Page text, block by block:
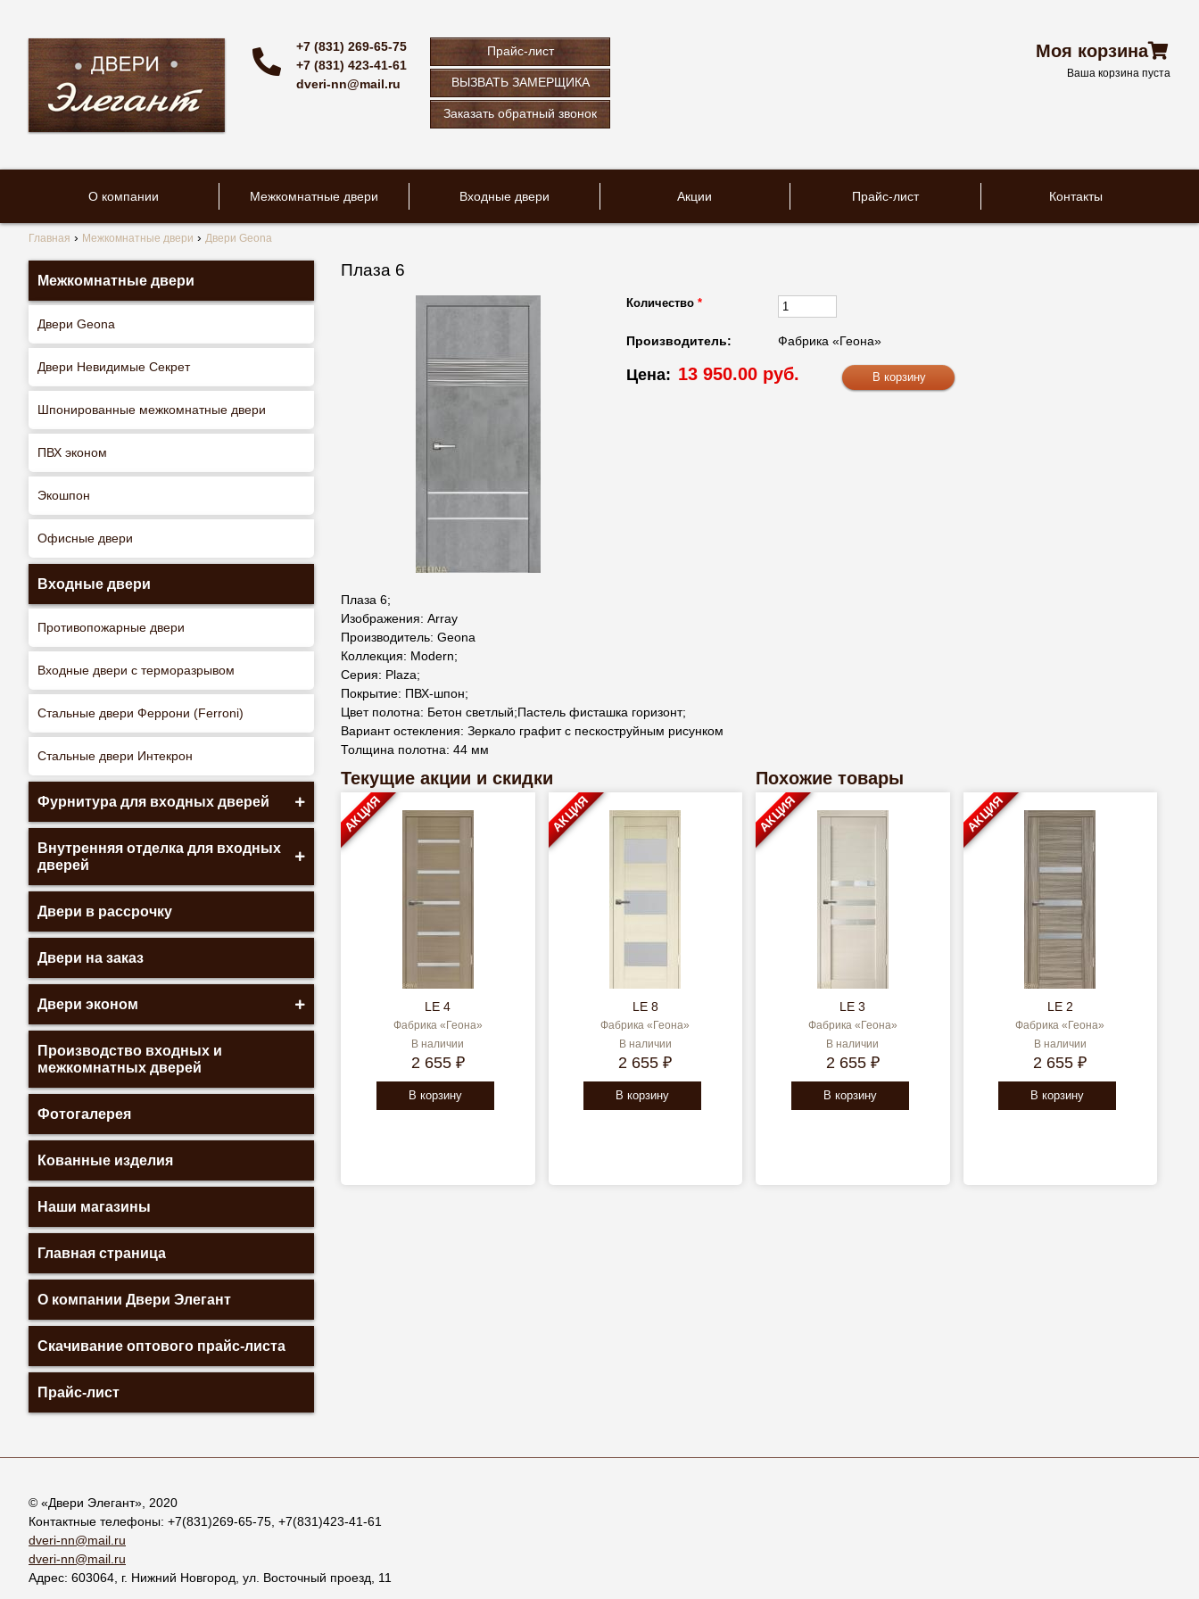
+7 (831) 269-65-75
+7 (831) 423-41-61
dveri-nn@mail.ru
Прайс-лист
ВЫЗВАТЬ ЗАМЕРЩИКА
Заказать обратный звонок
Моя корзина
Ваша корзина пуста
О компании Межкомнатные двери Входные двери Акции Прайс-лист Контакты
Главная Межкомнатные двери Двери Geona
Межкомнатные двери
Двери Geona
Двери Невидимые Секрет
Шпонированные межкомнатные двери
ПВХ эконом
Экошпон
Офисные двери
Входные двери
Противопожарные двери
Входные двери с терморазрывом
Стальные двери Феррони (Ferroni)
Стальные двери Интекрон
Фурнитура для входных дверей
Внутренняя отделка для входных
дверей
Двери в рассрочку
Двери на заказ
Двери эконом
Производство входных и
межкомнатных дверей
Фотогалерея
Кованные изделия
Наши магазины
Главная страница
О компании Двери Элегант
Скачивание оптового прайс-листа
Прайс-лист
Плаза 6
Количество *
Производитель: Фабрика «Геона»
Цена: 13 950.00 руб.
Плаза 6;
Изображения: Array
Производитель: Geona
Коллекция: Modern;
Серия: Plaza;
Покрытие: ПВХ-шпон;
Цвет полотна: Бетон светлый;Пастель фисташка горизонт;
Вариант остекления: Зеркало графит с пескоструйным рисунком
Толщина полотна: 44 мм
Текущие акции и скидки
LE 4
Фабрика «Геона»
В наличии
2 655 ₽
В корзину
АКЦИЯ
LE 8
Фабрика «Геона»
В наличии
2 655 ₽
В корзину
АКЦИЯ
Похожие товары
LE 3
Фабрика «Геона»
В наличии
2 655 ₽
В корзину
АКЦИЯ
LE 2
Фабрика «Геона»
В наличии
2 655 ₽
В корзину
АКЦИЯ
© «Двери Элегант», 2020
Контактные телефоны: +7(831)269-65-75 +7(831)423-41-61
dveri-nn@mail.ru
dveri-nn@mail.ru
Адрес: 603064 , г. Нижний Новгород ул. Восточный проезд, 11